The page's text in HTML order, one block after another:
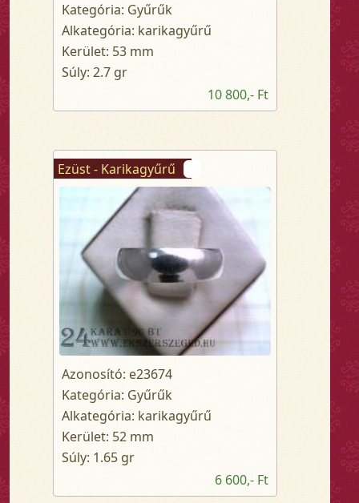
Kategória: Gyűrűk
Alkategória: karikagyűrű
Kerület: 53 mm
Súly: 2.7 gr
10 800,- Ft
Ezüst - Karikagyűrű
Azonosító: e23674
Kategória: Gyűrűk
Alkategória: karikagyűrű
Kerület: 52 mm
Súly: 1.65 gr
6 600,- Ft